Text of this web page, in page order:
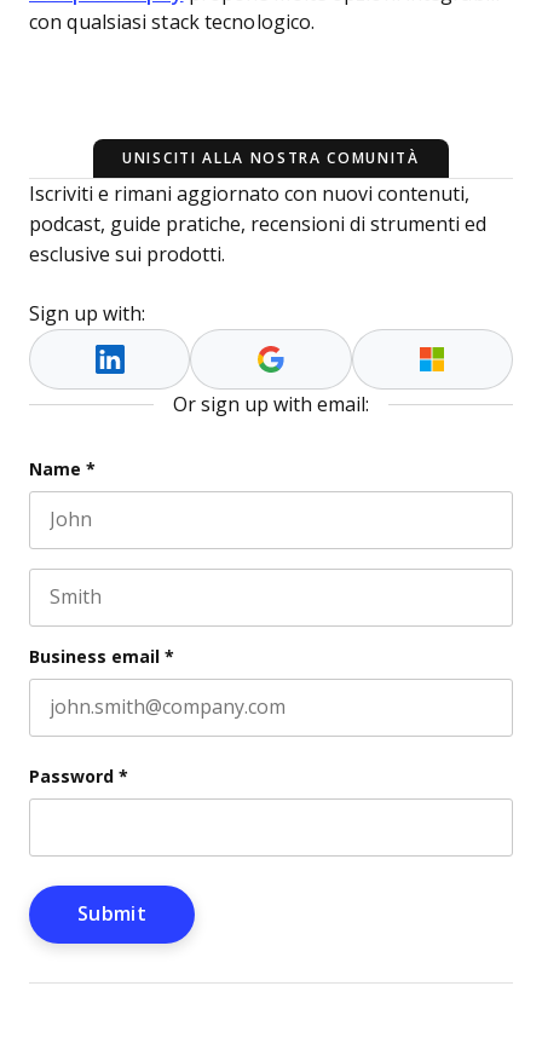
con qualsiasi stack tecnologico.
UNISCITI ALLA NOSTRA COMUNITÀ
Iscriviti e rimani aggiornato con nuovi contenuti,
podcast, guide pratiche, recensioni di strumenti ed
esclusive sui prodotti.
Sign up with:
Or sign up with email:
URL
This field is for validation purposes and should be
Name *
Business email *
Password *